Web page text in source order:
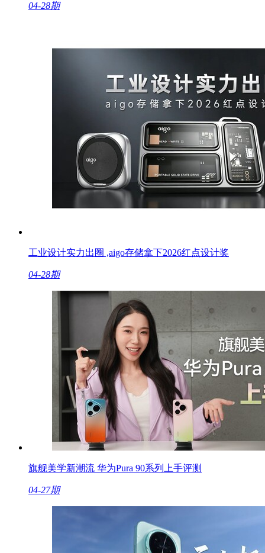
04-28期
工业设计实力出圈 ,aigo存储拿下2026红点设计奖
04-28期
旗舰美学新潮流 华为Pura 90系列上手评测
04-27期